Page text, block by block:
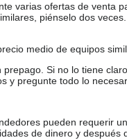
varias ofertas de venta
piénselo dos
medio de equipos
Si no lo tiene
y pregunte todo lo
pueden requerir
de dinero y después